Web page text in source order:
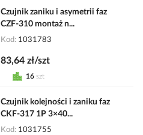
Czujnik zaniku i asymetrii faz
CZF-310 montaż n...
Kod 1031783
83,64 zł/szt
16 szt
Czujnik kolejności i zaniku faz
CKF-317 1P 3×40...
Kod 1031755